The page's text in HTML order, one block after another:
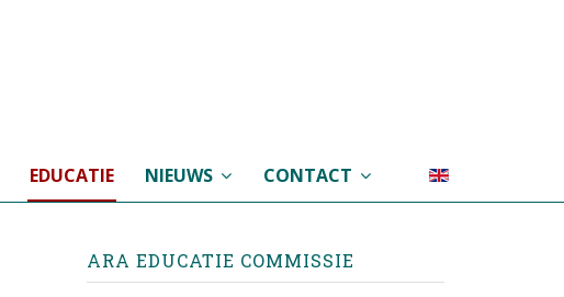
EDUCATIE NIEUWS CONTACT
ARA EDUCATIE COMMISSIE